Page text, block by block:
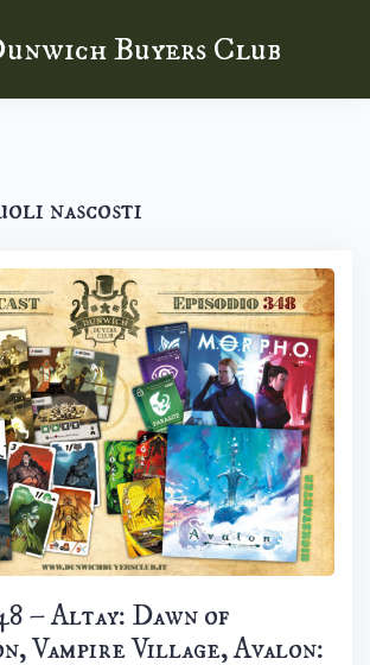
Buyers Club
nascosti
– Altay: Dawn of
Vampire Village, Avalon: